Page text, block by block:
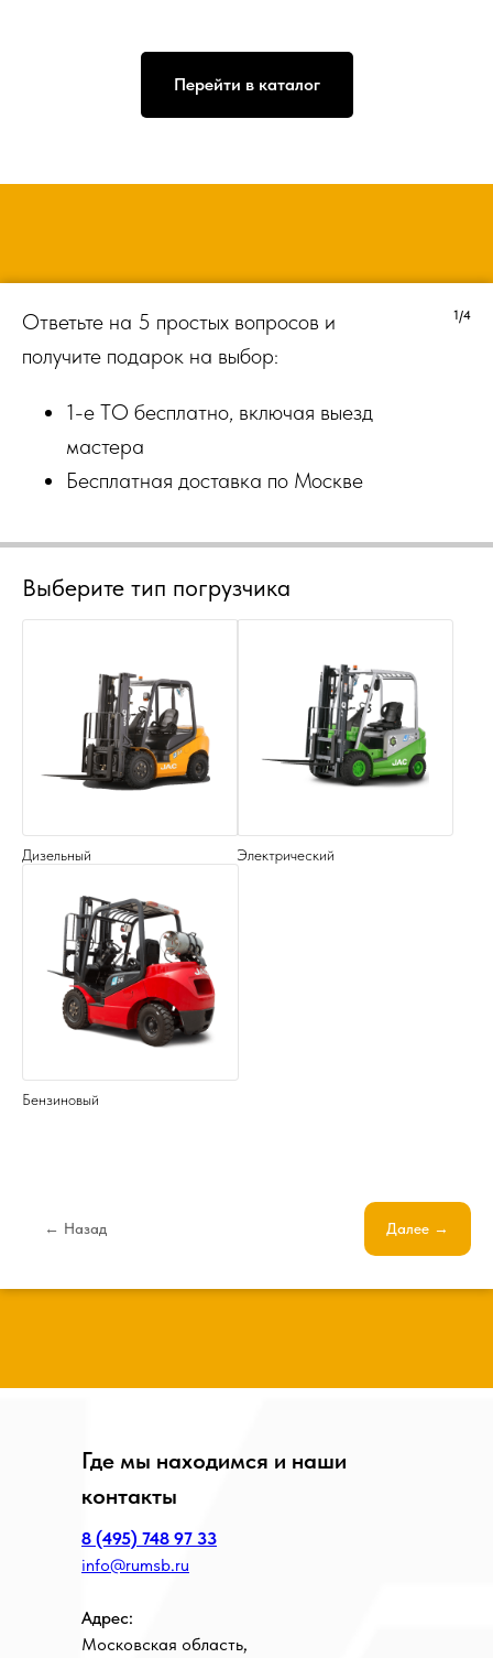
Перейти в каталог
Ответьте на 5 простых вопросов и
получите подарок на выбор:
1-е ТО бесплатно, включая выезд
мастера
Бесплатная доставка по Москве
1/4
Выберите тип погрузчика
Дизельный Электрический
Бензиновый
← Назад Далее →
Где мы находимся и наши
контакты
8 (495) 748 97 33
info@rumsb.ru
Адрес:
Московская область,